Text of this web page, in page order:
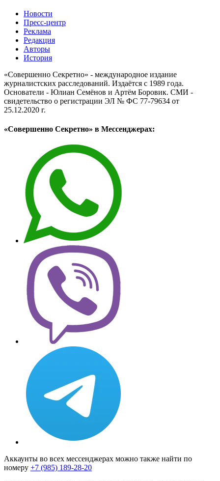
Новости
Пресс-центр
Реклама
Редакция
Авторы
История
«Совершенно Секретно» - международное издание
журналистских расследований. Издаётся с 1989 года.
Основатели - Юлиан Семёнов и Артём Боровик. CМИ -
свидетельство о регистрации ЭЛ № ФС 77-79634 от
25.12.2020 г.
«Совершенно Секретно» в Мессенджерах:
Аккаунты во всех мессенджерах можно также найти по
номеру +7 (985) 189-28-20